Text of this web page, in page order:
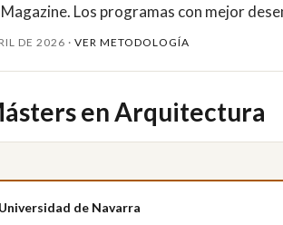
Los programas con mejor
DE 2026 · VER METODOLOGÍA
en Arquitectura
Universidad de Navarra